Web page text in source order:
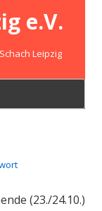
e.V.
Leipzig
(23./24.10.)